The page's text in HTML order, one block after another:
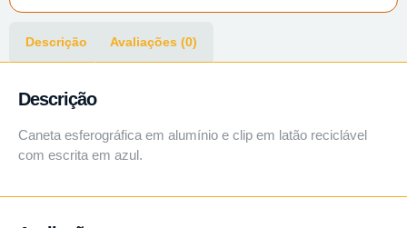
Descrição Avaliações (0)
Descrição
Caneta esferográfica em alumínio e clip em latão reciclável
com escrita em azul.